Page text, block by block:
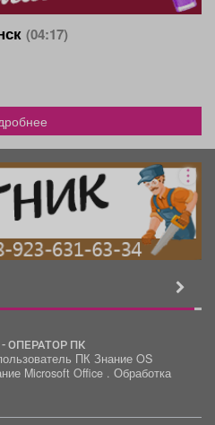
(04:17)
- ОПЕРАТОР ПК
ПК Знание OS